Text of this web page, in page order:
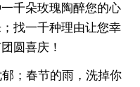
千朵玫瑰陶醉您的心
找一千种理由让您幸
圆喜庆！
；春节的雨，洗掉你